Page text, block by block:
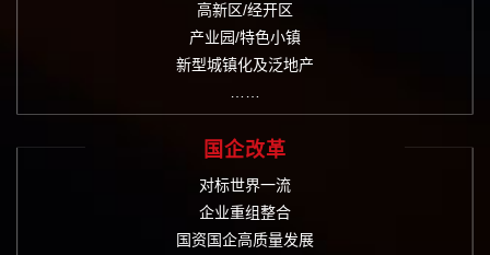
高新区/经开区
产业园/特色小镇
新型城镇化及泛地产
……
国企改革
对标世界一流
企业重组整合
国资国企高质量发展